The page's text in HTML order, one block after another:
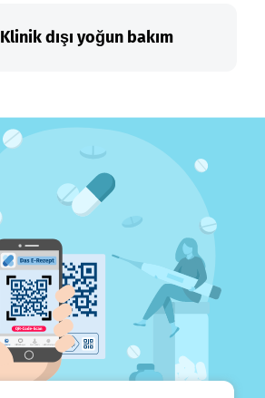
Klinik dışı yoğun bakım